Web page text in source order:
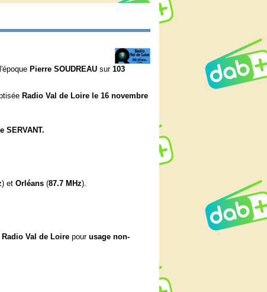
Pierre SOUDREAU sur103
Radio Val de Loire le 16 novembre
SERVANT.
) et Orléans (87.7 MHz).
Radio Val de Loire pour usage non-